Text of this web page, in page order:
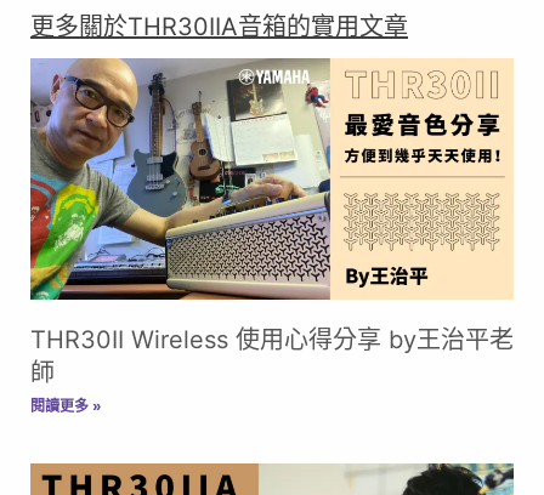
更多關於THR30IIA音箱的實用文章
THR30II Wireless 使用心得分享 by王治平老
師
閱讀更多 »